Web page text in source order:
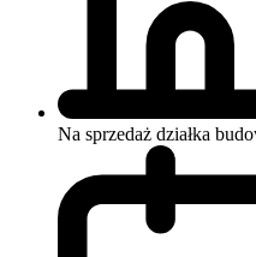
Na sprzedaż działka